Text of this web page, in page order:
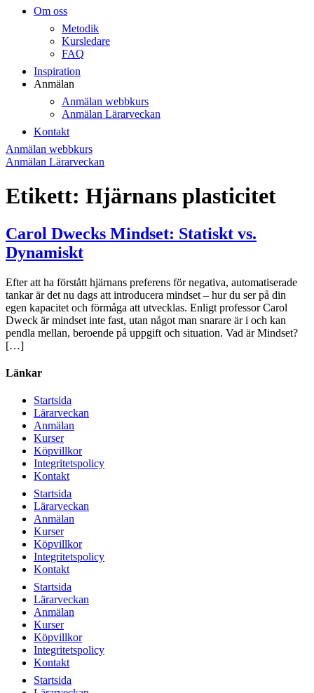
Om oss
Metodik
Kursledare
FAQ
Inspiration
Anmälan
Anmälan webbkurs
Anmälan Lärarveckan
Kontakt
Anmälan webbkurs
Anmälan Lärarveckan
Etikett: Hjärnans plasticitet
Carol Dwecks Mindset: Statiskt vs.
Dynamiskt
Efter att ha förstått hjärnans preferens för negativa, automatiserade
tankar är det nu dags att introducera mindset – hur du ser på din
egen kapacitet och förmåga att utvecklas. Enligt professor Carol
Dweck är mindset inte fast, utan något man snarare är i och kan
pendla mellan, beroende på uppgift och situation. Vad är Mindset?
[…]
Länkar
Startsida
Lärarveckan
Anmälan
Kurser
Köpvillkor
Integritetspolicy
Kontakt
Startsida
Lärarveckan
Anmälan
Kurser
Köpvillkor
Integritetspolicy
Kontakt
Startsida
Lärarveckan
Anmälan
Kurser
Köpvillkor
Integritetspolicy
Kontakt
Startsida